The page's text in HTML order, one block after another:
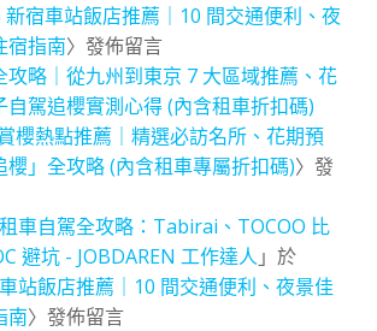
新宿車站飯店推薦｜10 間交通便利、夜
宿指南〉發佈留言
攻略｜從九州到東京 7 大區域推薦、花
自駕追櫻實測心得 (內含租車折扣碼)
櫻熱點推薦｜精選必訪名所、花期預
櫻」全攻略 (內含租車專屬折扣碼)〉發
車自駕全攻略：Tabirai、TOCOO 比
避坑 - JOBDAREN 工作達人 」於
站飯店推薦｜10 間交通便利、夜景佳
南〉發佈留言